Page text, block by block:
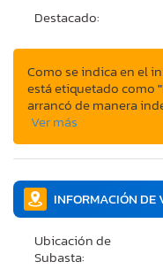
Destacado:
Como se indica en el
está etiquetado como
arrancó de manera
Ver más
INFORMACIÓN DE
Ubicación de
Subasta: